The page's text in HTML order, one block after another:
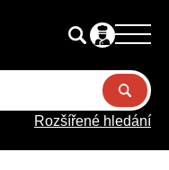
Rozšířené hledání